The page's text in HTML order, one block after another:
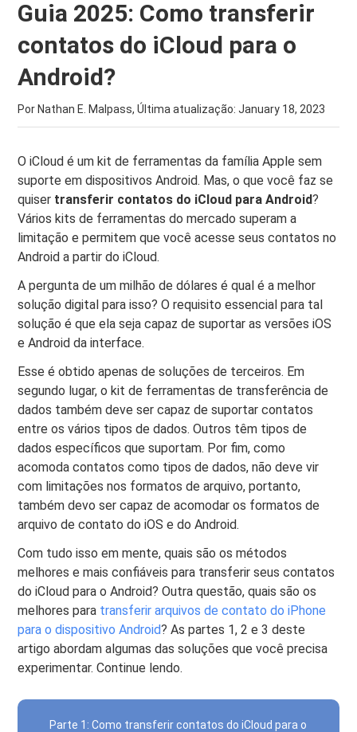
Guia 2025: Como transferir
contatos do iCloud para o
Android?
Por Nathan E. Malpass, Última atualização:January 18, 2023
O iCloud é um kit de ferramentas da família Apple sem
suporte em dispositivos Android. Mas, o que você faz se
quiser transferir contatos do iCloud para Android?
Vários kits de ferramentas do mercado superam a
limitação e permitem que você acesse seus contatos no
Android a partir do iCloud.
A pergunta de um milhão de dólares é qual é a melhor
solução digital para isso? O requisito essencial para tal
solução é que ela seja capaz de suportar as versões iOS
e Android da interface.
Esse é obtido apenas de soluções de terceiros. Em
segundo lugar, o kit de ferramentas de transferência de
dados também deve ser capaz de suportar contatos
entre os vários tipos de dados. Outros têm tipos de
dados específicos que suportam. Por fim, como
acomoda contatos como tipos de dados, não deve vir
com limitações nos formatos de arquivo, portanto,
também devo ser capaz de acomodar os formatos de
arquivo de contato do iOS e do Android.
Com tudo isso em mente, quais são os métodos
melhores e mais confiáveis ​​para transferir seus contatos
do iCloud para o Android? Outra questão, quais são os
melhores para transferir arquivos de contato do iPhone
para o dispositivo Android? As partes 1, 2 e 3 deste
artigo abordam algumas das soluções que você precisa
experimentar. Continue lendo.
Parte 1: Como transferir contatos do iCloud para o